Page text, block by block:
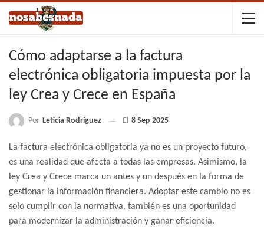
Cómo adaptarse a la factura
electrónica obligatoria impuesta por la
ley Crea y Crece en España
Por Leticia Rodríguez El 8 Sep 2025
La factura electrónica obligatoria ya no es un proyecto futuro,
es una realidad que afecta a todas las empresas. Asimismo, la
ley Crea y Crece marca un antes y un después en la forma de
gestionar la información financiera. Adoptar este cambio no es
solo cumplir con la normativa, también es una oportunidad
para modernizar la administración y ganar eficiencia.